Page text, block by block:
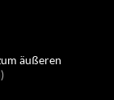
äußeren